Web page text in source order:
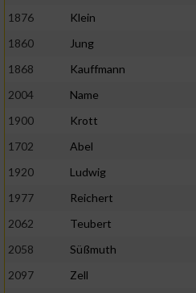
1876
Klein
1860
Jung
1868
Kauffmann
2004
Name
1900
Krott
1702
Abel
1920
Ludwig
1977
Reichert
2062
Teubert
2058
Süßmuth
2097
Zell